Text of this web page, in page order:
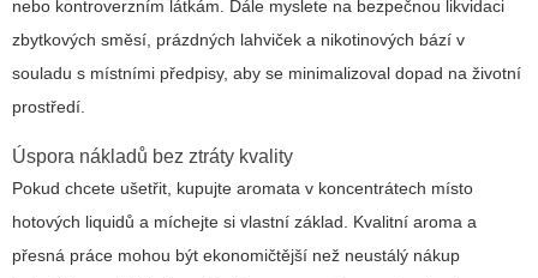
nebo kontroverzním látkám. Dále myslete na bezpečnou likvidaci
zbytkových směsí, prázdných lahviček a nikotinových bází v
souladu s místními předpisy, aby se minimalizoval dopad na životní
prostředí.
Úspora nákladů bez ztráty kvality
Pokud chcete ušetřit, kupujte aromata v koncentrátech místo
hotových liquidů a míchejte si vlastní základ. Kvalitní aroma a
přesná práce mohou být ekonomičtější než neustálý nákup